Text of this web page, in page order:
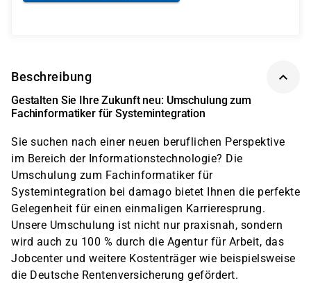
Beschreibung
Gestalten Sie Ihre Zukunft neu: Umschulung zum
Fachinformatiker für Systemintegration
Sie suchen nach einer neuen beruflichen Perspektive
im Bereich der Informationstechnologie? Die
Umschulung zum Fachinformatiker für
Systemintegration bei damago bietet Ihnen die perfekte
Gelegenheit für einen einmaligen Karrieresprung.
Unsere Umschulung ist nicht nur praxisnah, sondern
wird auch zu 100 % durch die Agentur für Arbeit, das
Jobcenter und weitere Kostenträger wie beispielsweise
die Deutsche Rentenversicherung gefördert.